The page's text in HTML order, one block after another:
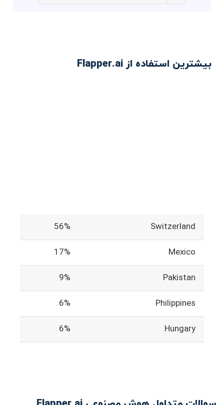
بیشترین استفاده از Flapper.ai
Switzerland
56%
Mexico
17%
Pakistan
9%
Philippines
6%
Hungary
6%